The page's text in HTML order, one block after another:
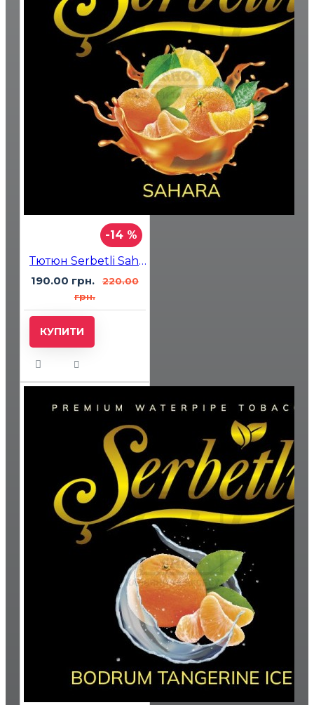
-14 %
Тютюн Serbetli Sahara (Апельсин Лимон Мандарин) 100гр
190.00 грн.
220.00
грн.
КУПИТИ